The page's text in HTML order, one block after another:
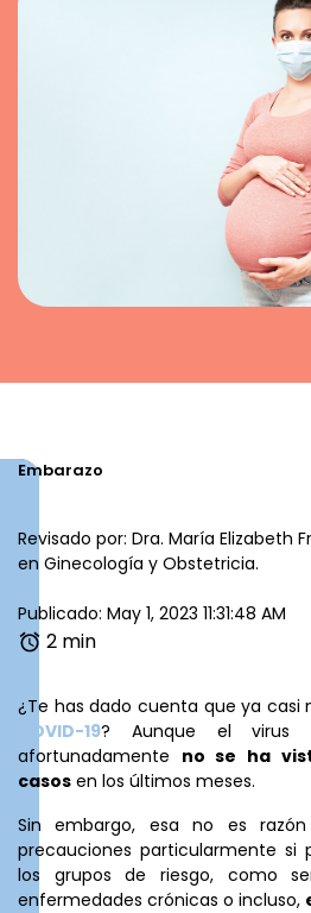
Embarazo
Revisado por: Dra. María Elizabeth
en Ginecología y Obstetricia.
Publicado: May 1, 2023 11:31:48 AM
2 min
¿Te has dado cuenta que ya casi
COVID-19? Aunque el virus
afortunadamente no se ha
casos en los últimos meses.
Sin embargo, esa no es
precauciones particularmente si
los grupos de riesgo, como
enfermedades crónicas o incluso,